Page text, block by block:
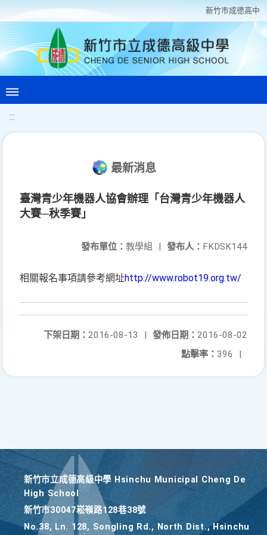
新竹巿成德高中
:::
最新消息
臺灣青少年機器人協會辦理「台灣青少年機器人
大賽─秋季賽」
發布人： FKDSK144
發布單位： 教學組 |
相關報名事項請參考網址http://www.robot19.org.tw/
發佈日期： 2016-08-02
下架日期： 2016-08-13
|
點擊率： 396 |
新竹巿立成德高級中學 Hsinchu Municipal Cheng De
High School
新竹巿30047崧嶺路128巷38號
No.38, Ln. 128, Songling Rd., North Dist., Hsinchu